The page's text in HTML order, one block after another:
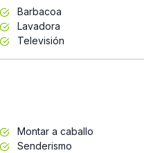
Barbacoa
Lavadora
Televisión
Montar a caballo
Senderismo